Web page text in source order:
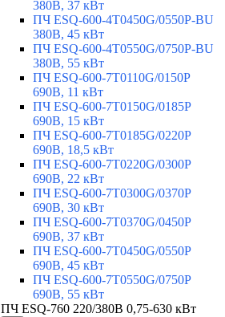
380В, 37 кВт
ПЧ ESQ-600-4T0450G/0550P-BU
380В, 45 кВт
ПЧ ESQ-600-4T0550G/0750P-BU
380В, 55 кВт
ПЧ ESQ-600-7T0110G/0150P
690В, 11 кВт
ПЧ ESQ-600-7T0150G/0185P
690В, 15 кВт
ПЧ ESQ-600-7T0185G/0220P
690В, 18,5 кВт
ПЧ ESQ-600-7T0220G/0300P
690В, 22 кВт
ПЧ ESQ-600-7T0300G/0370P
690В, 30 кВт
ПЧ ESQ-600-7T0370G/0450P
690В, 37 кВт
ПЧ ESQ-600-7T0450G/0550P
690В, 45 кВт
ПЧ ESQ-600-7T0550G/0750P
690В, 55 кВт
ПЧ ESQ-760 220/380В 0,75-630 кВт